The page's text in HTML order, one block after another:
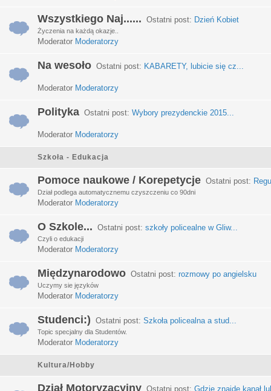
Wszystkiego Naj...... Ostatni post: Dzień Kobiet
Życzenia na każdą okazje..
Moderator Moderatorzy
Na wesoło Ostatni post: KABARETY, lubicie się cz...
Moderator Moderatorzy
Polityka Ostatni post: Wybory prezydenckie 2015...
Moderator Moderatorzy
Szkoła - Edukacja
Pomoce naukowe / Korepetycje Ostatni post:
Dział podlega automatycznemu czyszczeniu co 90dni
Moderator Moderatorzy
O Szkole... Ostatni post: szkoły policealne w Gliw...
Czyli o edukacji
Moderator Moderatorzy
Międzynarodowo Ostatni post: rozmowy po angielsku
Uczymy sie języków
Moderator Moderatorzy
Studenci:) Ostatni post: Szkoła policealna a stud...
Topic specjalny dla Studentów.
Moderator Moderatorzy
Kultura/Hobby
Dział Motoryzacyjny Ostatni post: Gdzie znajdę kanał